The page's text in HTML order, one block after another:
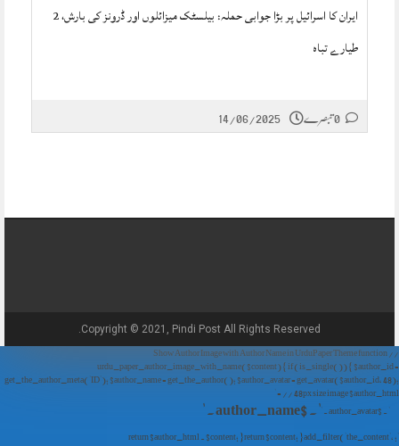
ایران کا اسرائیل پر بڑا جوابی حملہ: بیلسٹک میزائلوں اور ڈرونز کی بارش، 2
طیارے تباہ
14/06/2025
Copyright © 2021, Pindi Post All Rights Reserved.
// Show Author Image with Author Name in UrduPaper Theme function
urdu_paper_author_image_with_name($content) { if (is_single()) { $author_id =
get_the_author_meta('ID'); $author_name = get_the_author(); $author_avatar = get_avatar($author_id, 48);
// 48px size image $author_html = '
' . $author_avatar . '
' . $author_name . '
'; return $author_html . $content; } return $content; } add_filter('the_content',